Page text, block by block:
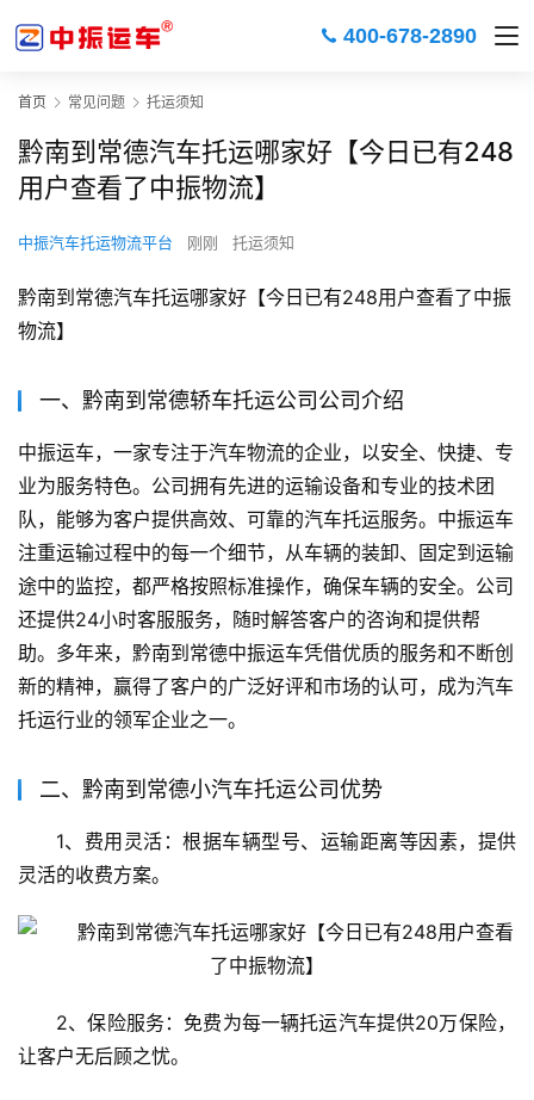
400-678-2890
首页 常见问题 托运须知
黔南到常德汽车托运哪家好【今日已有248
用户查看了中振物流】
中振汽车托运物流平台 刚刚 托运须知
黔南到常德汽车托运哪家好【今日已有248用户查看了中振
物流】
一、黔南到常德轿车托运公司公司介绍
中振运车，一家专注于汽车物流的企业，以安全、快捷、专
业为服务特色。公司拥有先进的运输设备和专业的技术团
队，能够为客户提供高效、可靠的汽车托运服务。中振运车
注重运输过程中的每一个细节，从车辆的装卸、固定到运输
途中的监控，都严格按照标准操作，确保车辆的安全。公司
还提供24小时客服服务，随时解答客户的咨询和提供帮
助。多年来，黔南到常德中振运车凭借优质的服务和不断创
新的精神，赢得了客户的广泛好评和市场的认可，成为汽车
托运行业的领军企业之一。
二、黔南到常德小汽车托运公司优势
1、费用灵活：根据车辆型号、运输距离等因素，提供
灵活的收费方案。
2、保险服务：免费为每一辆托运汽车提供20万保险，
让客户无后顾之忧。